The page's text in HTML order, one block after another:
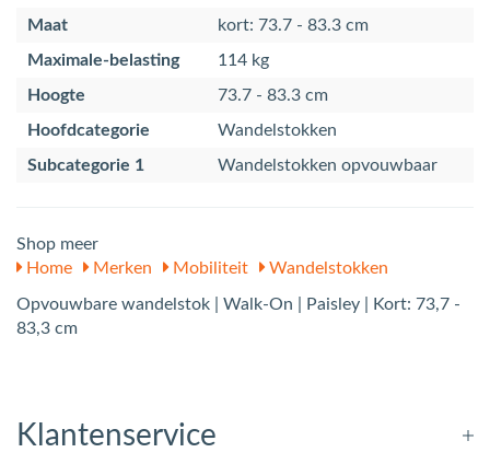
Maat
kort: 73.7 - 83.3 cm
Maximale-belasting
114 kg
Hoogte
73.7 - 83.3 cm
Hoofdcategorie
Wandelstokken
Subcategorie 1
Wandelstokken opvouwbaar
Shop meer
Home
Merken Mobiliteit Wandelstokken
Opvouwbare wandelstok | Walk-On | Paisley | Kort: 73,7 -
83,3 cm
Klantenservice